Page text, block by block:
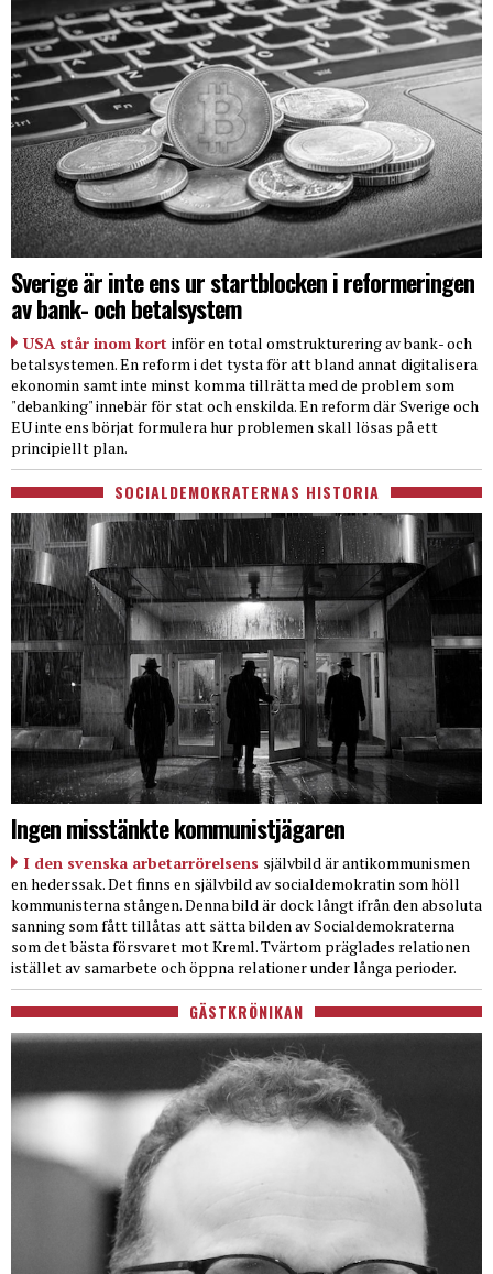
Sverige är inte ens ur startblocken i reformeringen
av bank- och betalsystem
USA står inom kort inför en total omstrukturering av bank- och
betalsystemen. En reform i det tysta för att bland annat digitalisera
ekonomin samt inte minst komma tillrätta med de problem som
"debanking" innebär för stat och enskilda. En reform där Sverige och
EU inte ens börjat formulera hur problemen skall lösas på ett
principiellt plan.
SOCIALDEMOKRATERNAS HISTORIA
Ingen misstänkte kommunistjägaren
I den svenska arbetarrörelsens självbild är antikommunismen
en hederssak. Det finns en självbild av socialdemokratin som höll
kommunisterna stången. Denna bild är dock långt ifrån den absoluta
sanning som fått tillåtas att sätta bilden av Socialdemokraterna
som det bästa försvaret mot Kreml. Tvärtom präglades relationen
istället av samarbete och öppna relationer under långa perioder.
GÄSTKRÖNIKAN